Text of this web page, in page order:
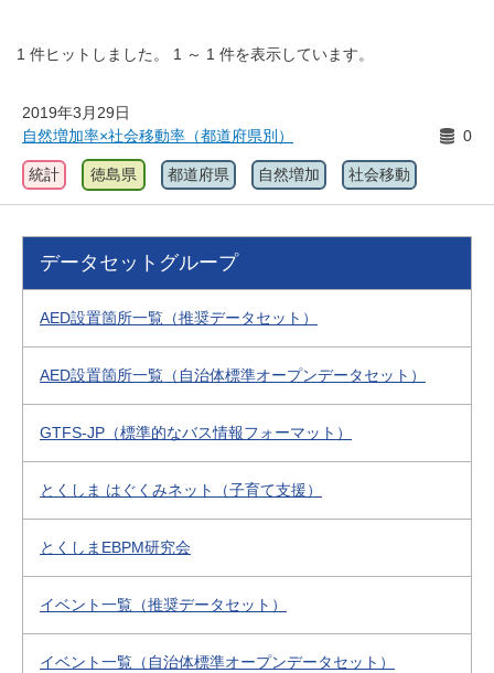
1 件ヒットしました。 1 ～ 1 件を表示しています。
2019年3月29日
自然増加率×社会移動率（都道府県別）
0
統計 徳島県 都道府県 自然増加 社会移動
データセットグループ
AED設置箇所一覧（推奨データセット）
AED設置箇所一覧（自治体標準オープンデータセット）
GTFS-JP（標準的なバス情報フォーマット）
とくしま はぐくみネット（子育て支援）
とくしまEBPM研究会
イベント一覧（推奨データセット）
イベント一覧（自治体標準オープンデータセット）